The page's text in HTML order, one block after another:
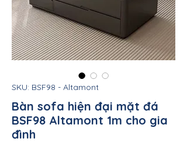
SKU: BSF98 - Altamont
Bàn sofa hiện đại mặt đá
BSF98 Altamont 1m cho gia
đình